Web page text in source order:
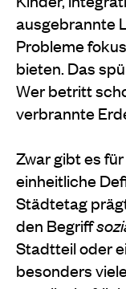
ausgebrannte
Probleme
bieten. Das
Wer betritt
verbrannte
Zwar gibt es für
einheitliche
Städtetag
den Begriff
Stadtteil oder
besonders